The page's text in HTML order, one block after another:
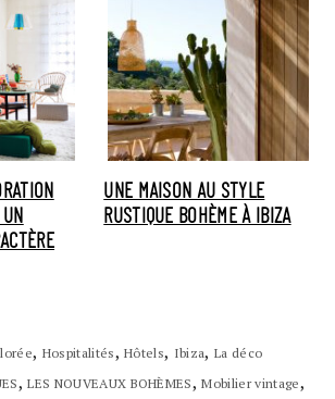
UNE MAISON AU STYLE
RUSTIQUE BOHÈME À IBIZA
, Hospitalités,Hôtels, Ibiza, La déco
,LES NOUVEAUX BOHÈMES,Mobilier vintage,